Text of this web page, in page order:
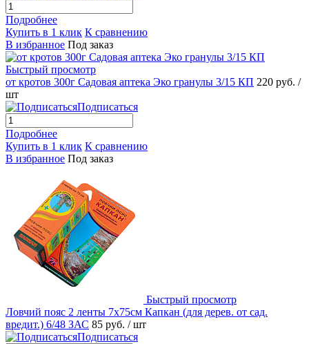
Подробнее
Купить в 1 клик К сравнению
В избранное Под заказ
Быстрый просмотр
от кротов 300г Садовая аптека Эко гранулы 3/15 КП 220 руб. /
шт
Подписаться
Подробнее
Купить в 1 клик К сравнению
В избранное Под заказ
Быстрый просмотр
Ловчий пояс 2 ленты 7x75см Капкан (для дерев. от сад.
вредит.) 6/48 ЗАС 85 руб. / шт
Подписаться